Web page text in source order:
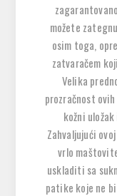
možete
osim toga,
zatvaračem
Velika
prozračnost
kožni
Zahvaljujući
vrlo
uskladiti sa
patike koje ne